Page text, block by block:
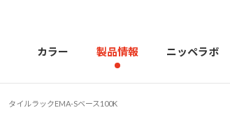
カラー 製品情報 ニッペラボ
タイルラックEMA-Sベース100K